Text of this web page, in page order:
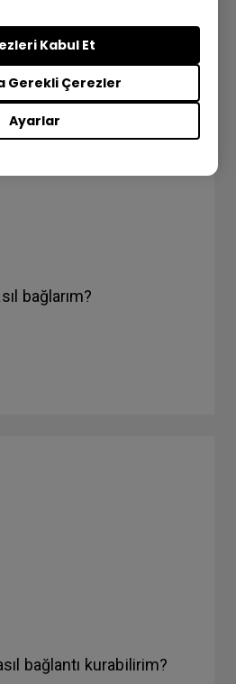
Ayarlar
Gerekli Çerezler
Kabul Et
bağlarım?
bağlantı kurabilirim?